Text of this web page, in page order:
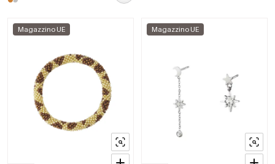
Magazzino UE Magazzino UE